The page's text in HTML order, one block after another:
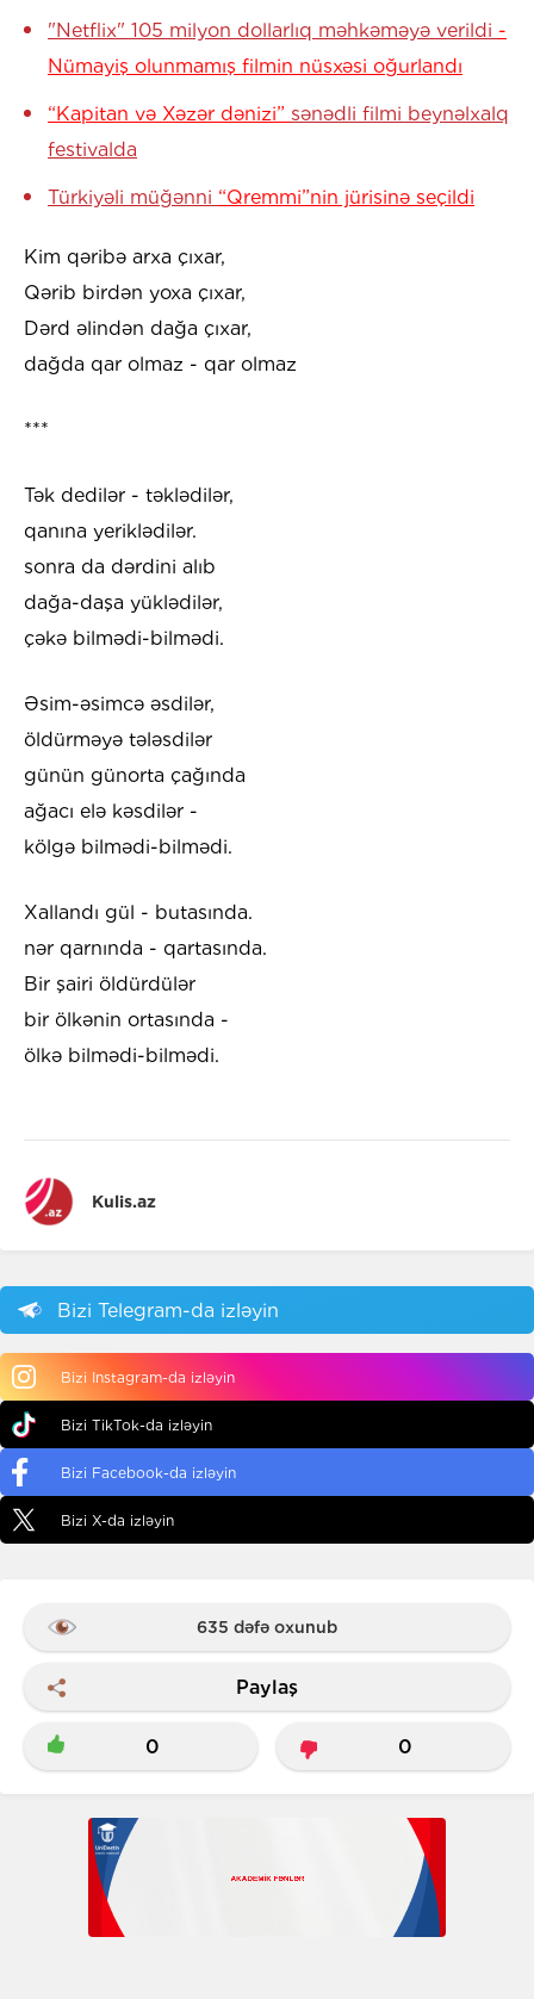
"Netflix" 105 milyon dollarlıq məhkəməyə verildi -
Nümayiş olunmamış filmin nüsxəsi oğurlandı
“Kapitan və Xəzər dənizi” sənədli filmi beynəlxalq
festivalda
Türkiyəli müğənni “Qremmi”nin jürisinə seçildi
Kim qəribə arxa çıxar,
Qərib birdən yoxa çıxar,
Dərd əlindən dağa çıxar,
dağda qar olmaz - qar olmaz
***
Tək dedilər - təklədilər,
qanına yeriklədilər.
sonra da dərdini alıb
dağa-daşa yüklədilər,
çəkə bilmədi-bilmədi.
Əsim-əsimcə əsdilər,
öldürməyə tələsdilər
günün günorta çağında
ağacı elə kəsdilər -
kölgə bilmədi-bilmədi.
Xallandı gül - butasında.
nər qarnında - qartasında.
Bir şairi öldürdülər
bir ölkənin ortasında -
ölkə bilmədi-bilmədi.
Kulis.az
Bizi Telegram-da izləyin
Bizi Instagram-da izləyin
Bizi TikTok-da izləyin
Bizi Facebook-da izləyin
Bizi X-da izləyin
635 dəfə oxunub
Paylaş
0 0